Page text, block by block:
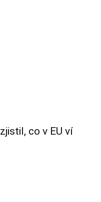
co v EU ví